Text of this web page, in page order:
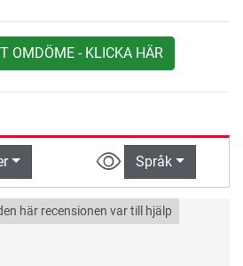
OMDÖME - KLICKA HÄR
Språk
här recensionen var till hjälp